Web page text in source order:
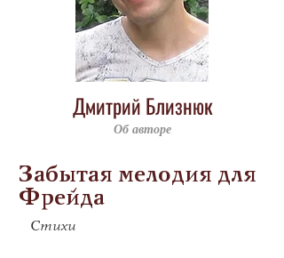
Дмитрий Близнюк
Об авторе
Забытая мелодия для
Фрейда
Стихи